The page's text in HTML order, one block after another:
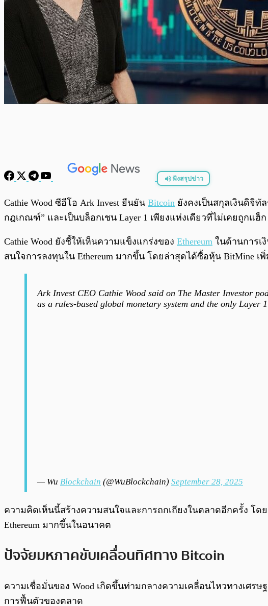
ฟังสรุปข่าว
พร้อมเล่น
Cathie Wood ซีอีโอ Ark Invest ยืนยัน Bitcoin ยังคงเป็นสกุลเงินดิจิทั
กฎเกณฑ์” และเป็นบล็อกเชน Layer 1 เพียงแห่งเดียวที่ไม่เคยถูกแฮ็ก
Cathie Wood ยังชี้ให้เห็นความแข็งแกร่งของ Ethereum ในด้านการเ
สนใจการลงทุนใน Ethereum มากขึ้น โดยล่าสุดได้ซื้อหุ้น BitMine เพิ่
Ark Invest CEO Cathie Wood said on The Master Investor
as a rules-based global monetary system and the only Layer
— Wu Blockchain (@WuBlockchain) September 28, 2025
ความคิดเห็นนี้สร้างความสนใจและการถกเถียงในตลาดอีกครั้ง โด
Ethereum มากขึ้นในอนาคต
ปัจจัยมหภาคขับเคลื่อนทิศทาง Bitcoin
ความเชื่อมั่นของ Wood เกิดขึ้นท่ามกลางความเคลื่อนไหวทางเศร
การฟื้นตัวของตลาด